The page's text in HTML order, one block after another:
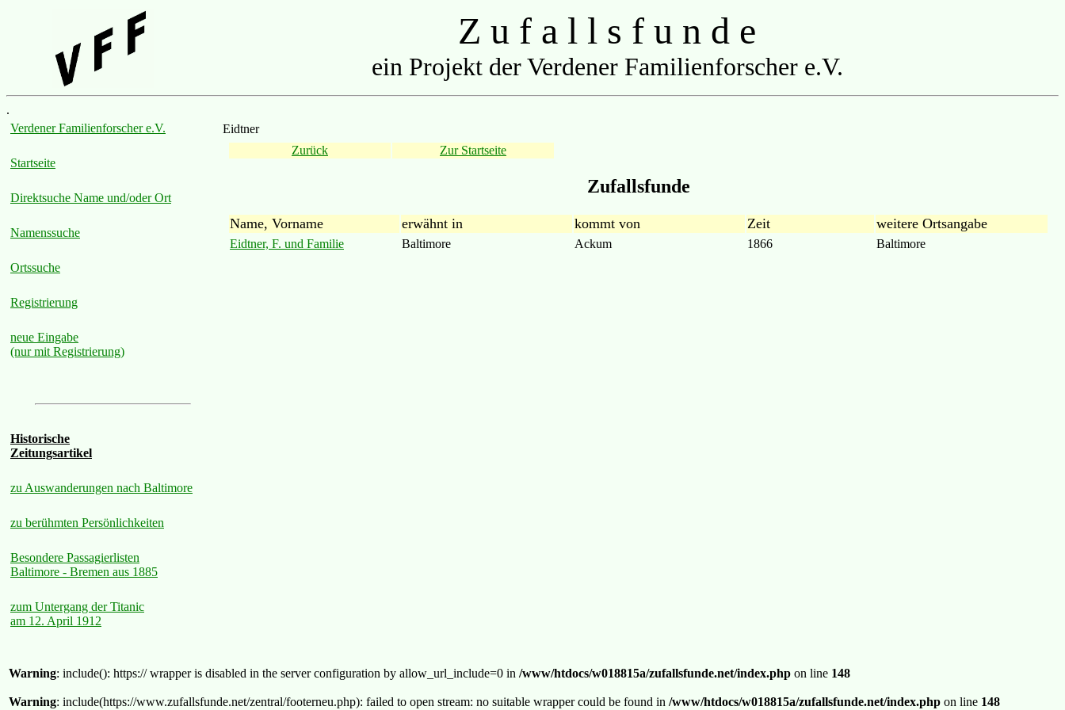
Z u f a l l s f u n d e
ein Projekt der Verdener Familienforscher e.V.
.
Verdener Familienforscher e.V.
Startseite
Direktsuche Name und/oder Ort
Namenssuche
Ortssuche
Registrierung
neue Eingabe
(nur mit Registrierung)
Historische
Zeitungsartikel
zu Auswanderungen nach Baltimore
zu berühmten Persönlichkeiten
Besondere Passagierlisten
Baltimore - Bremen aus 1885
zum Untergang der Titanic
am 12. April 1912
Eidtner
Zurück
Zur Startseite
Zufallsfunde
Name, Vorname erwähnt in kommt von Zeit weitere Ortsangabe
Eidtner, F. und Familie Baltimore Ackum 1866 Baltimore
Warning: include(): https:// wrapper is disabled in the server configuration by allow_url_include=0 in /www/htdocs/w018815a/zufallsfunde.net/index.php on line 148
Warning: include(https://www.zufallsfunde.net/zentral/footerneu.php): failed to open stream: no suitable wrapper could be found in /www/htdocs/w018815a/zufallsfunde.net/index.php on line 148